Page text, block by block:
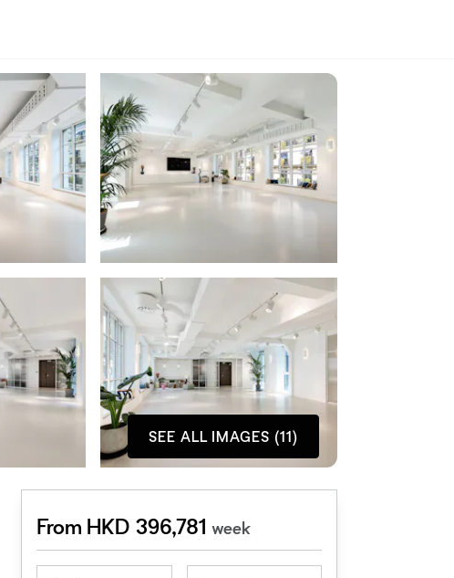
SEE ALL IMAGES (11)
From HKD 396,781week